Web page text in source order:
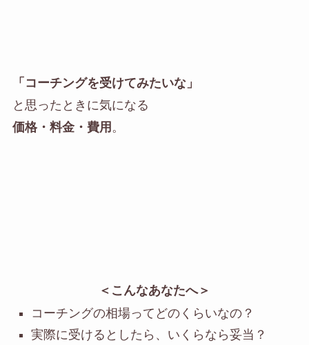
「コーチングを受けてみたいな」
と思ったときに気になる
価格・料金・費用 。
＜こんなあなたへ＞
コーチングの相場ってどのくらいなの？
実際に受けるとしたら、いくらなら妥当？